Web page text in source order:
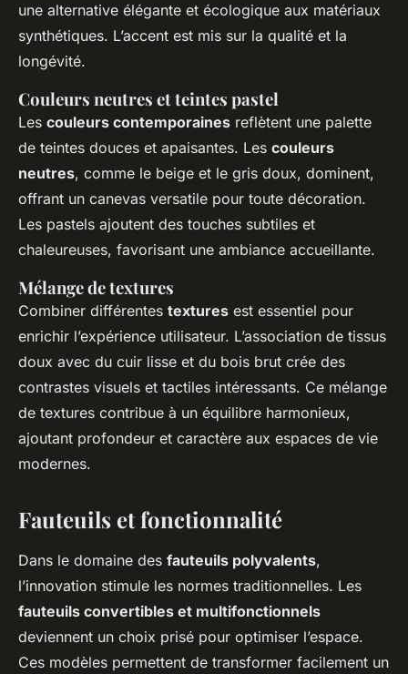
une alternative élégante et écologique aux matériaux
synthétiques. L’accent est mis sur la qualité et la
longévité.
Couleurs neutres et teintes pastel
Les couleurs contemporaines reflètent une palette
de teintes douces et apaisantes. Les couleurs
neutres, comme le beige et le gris doux, dominent,
offrant un canevas versatile pour toute décoration.
Les pastels ajoutent des touches subtiles et
chaleureuses, favorisant une ambiance accueillante.
Mélange de textures
Combiner différentes textures est essentiel pour
enrichir l’expérience utilisateur. L’association de tissus
doux avec du cuir lisse et du bois brut crée des
contrastes visuels et tactiles intéressants. Ce mélange
de textures contribue à un équilibre harmonieux,
ajoutant profondeur et caractère aux espaces de vie
modernes.
Fauteuils et fonctionnalité
Dans le domaine des fauteuils polyvalents,
l’innovation stimule les normes traditionnelles. Les
fauteuils convertibles et multifonctionnels
deviennent un choix prisé pour optimiser l’espace.
Ces modèles permettent de transformer facilement un